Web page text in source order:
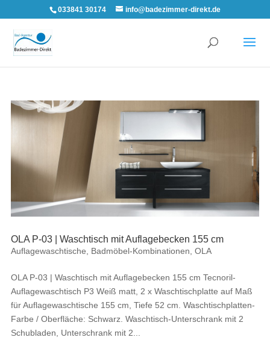
033841 30174 info@badezimmer-direkt.de
OLA P-03 | Waschtisch mit Auflagebecken 155 cm
Auflagewaschtische Badmöbel-Kombinationen OLA
OLA P-03 | Waschtisch mit Auflagebecken 155 cm Tecnoril-
Auflagewaschtisch P3 Weiß matt, 2 x Waschtischplatte auf Maß
für Auflagewaschtische 155 cm, Tiefe 52 cm. Waschtischplatten-
Farbe / Oberfläche: Schwarz. Waschtisch-Unterschrank mit 2
Schubladen, Unterschrank mit 2...